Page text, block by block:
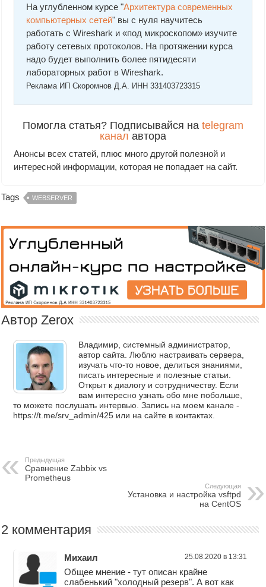
На углубленном курсе "Архитектура современных
компьютерных сетей" вы с нуля научитесь
работать с Wireshark и «под микроскопом» изучите
работу сетевых протоколов. На протяжении курса
надо будет выполнить более пятидесяти
лабораторных работ в Wireshark.
Реклама ИП Скоромнов Д.А. ИНН 331403723315
Помогла статья? Подписывайся на telegram
канал автора
Анонсы всех статей, плюс много другой полезной и
интересной информации, которая не попадает на сайт.
Tags WEBSERVER
Автор Zerox
Владимир, системный администратор,
автор сайта. Люблю настраивать сервера,
изучать что-то новое, делиться знаниями,
писать интересные и полезные статьи.
Открыт к диалогу и сотрудничеству. Если
вам интересно узнать обо мне побольше,
то можете послушать интервью. Запись на моем канале -
https://t.me/srv_admin/425 или на сайте в контактах.
Предыдущая
Сравнение Zabbix vs
Prometheus
Следующая
Установка и настройка vsftpd
на CentOS
2 комментария
Михаил 25.08.2020 в 13:31
Общее мнение - тут описан крайне
слабенький "холодный резерв". А вот как